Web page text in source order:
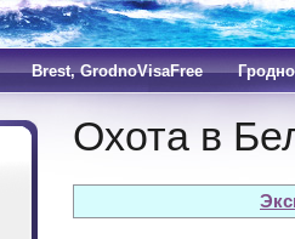
Brest, GrodnoVisaFree Гродно
Охота в